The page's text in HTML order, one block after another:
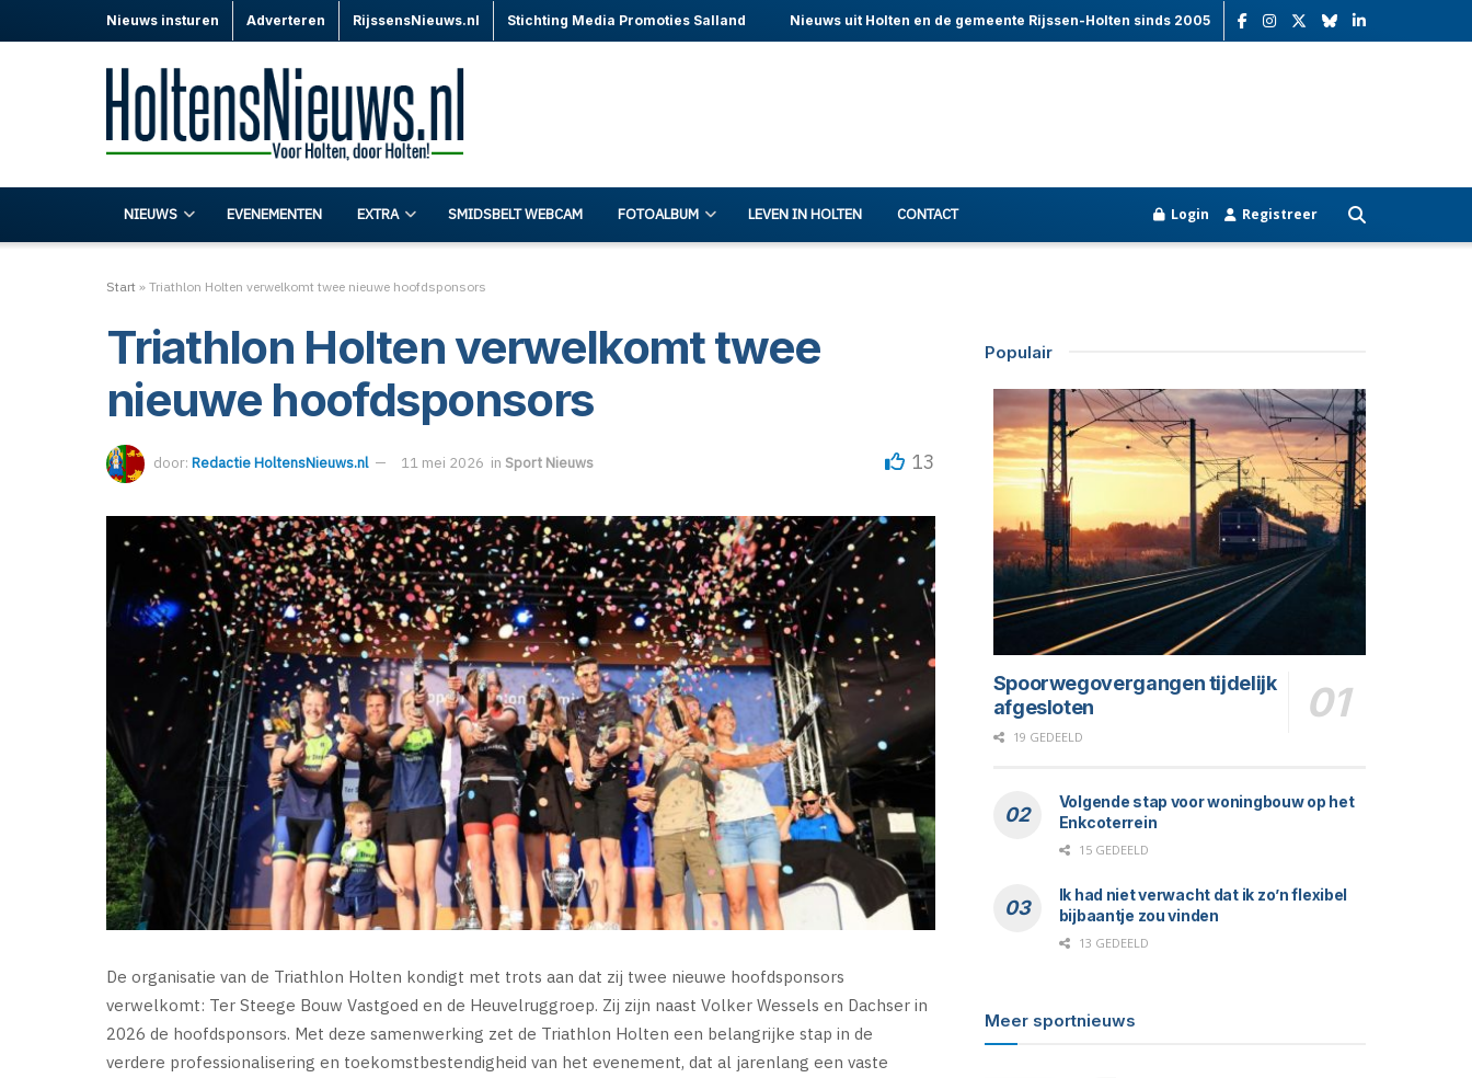
Nieuws insturen Adverteren RijssensNieuws.nl Stichting Media Promoties Salland Nieuws uit Holten en de gemeente Rijssen-Holten sinds 2005
NIEUWS EVENEMENTEN EXTRA SMIDSBELT WEBCAM FOTOALBUM LEVEN IN HOLTEN CONTACT Login Registreer
Start » Triathlon Holten verwelkomt twee nieuwe hoofdsponsors
Triathlon Holten verwelkomt twee
nieuwe hoofdsponsors
door: Redactie HoltensNieuws.nl 11 mei 2026 in Sport Nieuws 13
De organisatie van de Triathlon Holten kondigt met trots aan dat zij twee nieuwe hoofdsponsors
verwelkomt: Ter Steege Bouw Vastgoed en de Heuvelruggroep. Zij zijn naast Volker Wessels en Dachser in
2026 de hoofdsponsors. Met deze samenwerking zet de Triathlon Holten een belangrijke stap in de
verdere professionalisering en toekomstbestendigheid van het evenement, dat al jarenlang een vaste
Populair
Spoorwegovergangen tijdelijk
afgesloten
19 GEDEELD
Volgende stap voor woningbouw op het
Enkcoterrein
15 GEDEELD
Ik had niet verwacht dat ik zo’n flexibel
bijbaantje zou vinden
13 GEDEELD
Meer sportnieuws